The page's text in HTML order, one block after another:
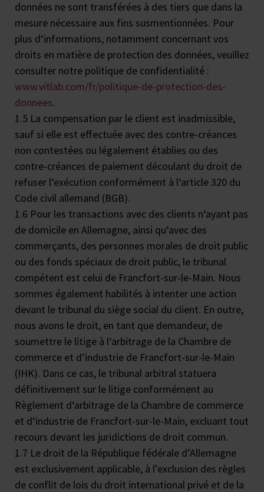
données ne sont transférées à des tiers que dans la
mesure nécessaire aux fins susmentionnées. Pour
plus d‘informations, notamment concernant vos
droits en matière de protection des données, veuillez
consulter notre politique de confidentialité :
www.vitlab.com/fr/politique-de-protection-des-
donnees.
1.5 La compensation par le client est inadmissible,
sauf si elle est effectuée avec des contre-créances
non contestées ou légalement établies ou des
contre-créances de paiement découlant du droit de
refuser l‘exécution conformément à l‘article 320 du
Code civil allemand (BGB).
1.6 Pour les transactions avec des clients n‘ayant pas
de domicile en Allemagne, ainsi qu‘avec des
commerçants, des personnes morales de droit public
ou des fonds spéciaux de droit public, le tribunal
compétent est celui de Francfort-sur-le-Main. Nous
sommes également habilités à intenter une action
devant le tribunal du siège social du client. En outre,
nous avons le droit, en tant que demandeur, de
soumettre le litige à l‘arbitrage de la Chambre de
commerce et d‘industrie de Francfort-sur-le-Main
(IHK). Dans ce cas, le tribunal arbitral statuera
définitivement sur le litige conformément au
Règlement d‘arbitrage de la Chambre de commerce
et d‘industrie de Francfort-sur-le-Main, excluant tout
recours devant les juridictions de droit commun.
1.7 Le droit de la République fédérale d’Allemagne
est exclusivement applicable, à l’exclusion des règles
de conflit de lois du droit international privé et de la